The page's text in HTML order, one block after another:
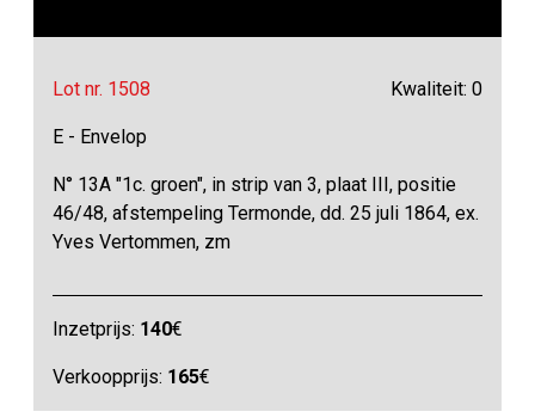
Lot nr. 1508 Kwaliteit: 0
E - Envelop
N° 13A "1c. groen", in strip van 3, plaat III, positie
46/48, afstempeling Termonde, dd. 25 juli 1864, ex.
Yves Vertommen, zm
Inzetprijs: 140€
Verkoopprijs: 165€